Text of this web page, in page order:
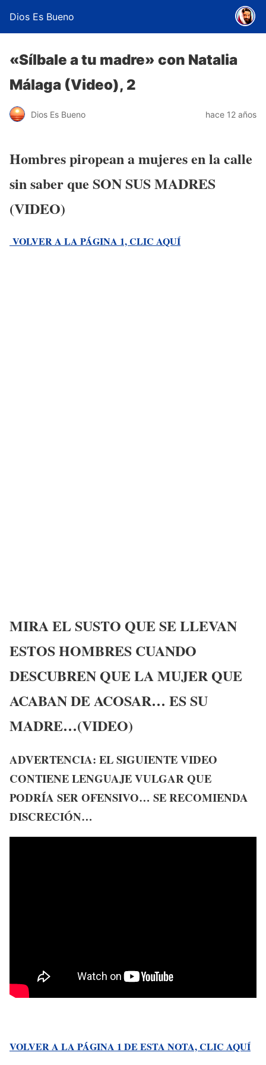
Dios Es Bueno
«Sílbale a tu madre» con Natalia
Málaga (Video), 2
Dios Es Bueno hace 12 años
Hombres piropean a mujeres en la calle
sin saber que SON SUS MADRES
(VIDEO)
VOLVER A LA PÁGINA 1, CLIC AQUÍ
MIRA EL SUSTO QUE SE LLEVAN
ESTOS HOMBRES CUANDO
DESCUBREN QUE LA MUJER QUE
ACABAN DE ACOSAR… ES SU
MADRE…(VIDEO)
ADVERTENCIA: EL SIGUIENTE VIDEO
CONTIENE LENGUAJE VULGAR QUE
PODRÍA SER OFENSIVO… SE RECOMIENDA
DISCRECIÓN…
VOLVER A LA PÁGINA 1 DE ESTA NOTA, CLIC AQUÍ